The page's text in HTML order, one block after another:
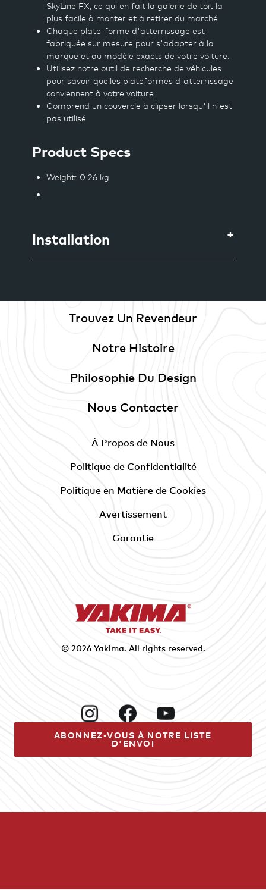
SkyLine FX, ce qui en fait la galerie de toit la
plus facile à monter et à retirer du marché
Chaque plate-forme d'atterrissage est
fabriquée sur mesure pour s'adapter à la
marque et au modèle exacts de votre voiture.
Utilisez notre outil de recherche de véhicules
pour savoir quelles plateformes d'atterrissage
conviennent à votre voiture
Comprend un couvercle à clipser lorsqu'il n'est
pas utilisé
Product Specs
Weight: 0.26 kg
Installation
Trouvez Un Revendeur
Notre Histoire
Philosophie Du Design
Nous Contacter
À Propos de Nous
Politique de Confidentialité
Politique en Matière de Cookies
Avertissement
Garantie
© 2026 Yakima. All rights reserved.
InstagramFacebook
ABONNEZ-VOUS À NOTRE LISTE
D'ENVOI